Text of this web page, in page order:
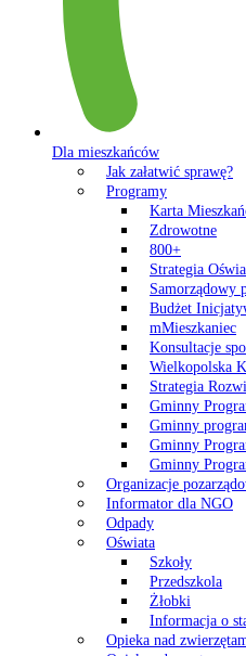
Dla mieszkańców
Jak załatwić sprawę?
Programy
Karta
Zdrowotne
800+
Strategia
Samorządowy
Budżet
mMieszkaniec
Konsultacje
Wielkopolska
Strategia
Gminny
Gminny
Gminny
Gminny
Organizacje
Informator dla NGO
Odpady
Oświata
Szkoły
Przedszkola
Żłobki
Informacja o
Opieka nad